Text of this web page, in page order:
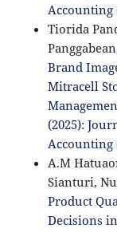
Accounting
Tiorida
Brand
Mitracell
(2025):
Accounting
A.M
Sianturi,
Product
Decisions